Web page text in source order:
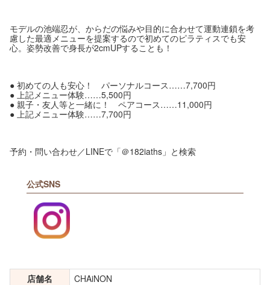
モデルの池端忍が、からだの悩みや目的に合わせて運動連鎖を考
慮した最適メニューを提案するので初めてのピラティスでも安
心。姿勢改善で身長が2cmUPすることも！
● 初めての人も安心！ パーソナルコース……7,700円
● 上記メニュー体験……5,500円
● 親子・友人等と一緒に！ ペアコース……11,000円
● 上記メニュー体験……7,700円
予約・問い合わせ／LINEで「＠182iaths」と検索
公式SNS
店舗名
CHAiNON